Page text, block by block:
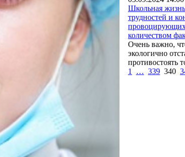
Школьная
трудностей и
количеством
Очень важно,
экологично
противостоять
1
… 339 340